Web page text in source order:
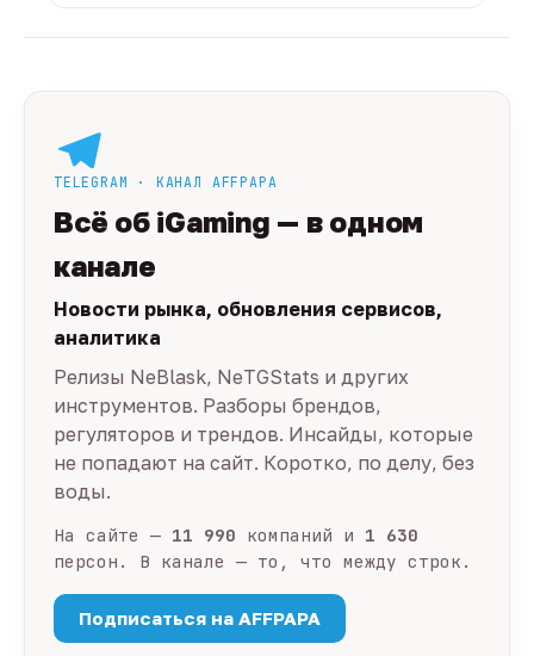
TELEGRAM · КАНАЛ AFFPAPA
Всё об iGaming — в одном
канале
Новости рынка, обновления сервисов,
аналитика
Релизы NeBlask, NeTGStats и других
инструментов. Разборы брендов,
регуляторов и трендов. Инсайды, которые
не попадают на сайт. Коротко, по делу, без
воды.
На сайте — 11 990 компаний и 1 630
персон. В канале — то, что между строк.
Подписаться на AFFPAPA